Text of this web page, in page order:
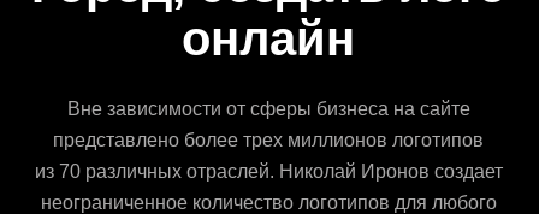
онлайн
Вне зависимости от сферы бизнеса на сайте
представлено более трех миллионов логотипов
из 70 различных отраслей. Николай Иронов создает
неограниченное количество логотипов для любого